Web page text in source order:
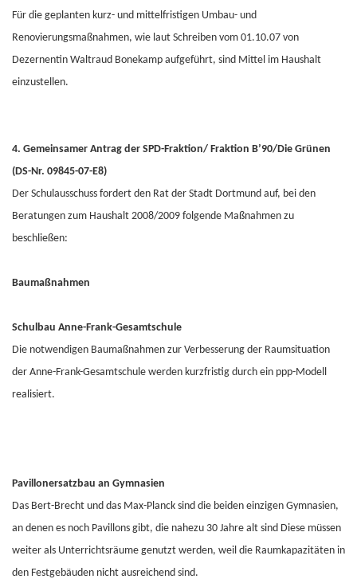
Für die geplanten kurz- und mittelfristigen Umbau- und
Renovierungsmaßnahmen, wie laut Schreiben vom 01.10.07 von
Dezernentin Waltraud Bonekamp aufgeführt, sind Mittel im Haushalt
einzustellen.
4. Gemeinsamer Antrag der SPD-Fraktion/ Fraktion B’90/Die Grünen
(DS-Nr. 09845-07-E8)
Der Schulausschuss fordert den Rat der Stadt Dortmund auf, bei den
Beratungen zum Haushalt 2008/2009 folgende Maßnahmen zu
beschließen:
Baumaßnahmen
Schulbau Anne-Frank-Gesamtschule
Die notwendigen Baumaßnahmen zur Verbesserung der Raumsituation
der Anne-Frank-Gesamtschule werden kurzfristig durch ein ppp-Modell
realisiert.
Pavillonersatzbau an Gymnasien
Das Bert-Brecht und das Max-Planck sind die beiden einzigen Gymnasien,
an denen es noch Pavillons gibt, die nahezu 30 Jahre alt sind Diese müssen
weiter als Unterrichtsräume genutzt werden, weil die Raumkapazitäten in
den Festgebäuden nicht ausreichend sind.